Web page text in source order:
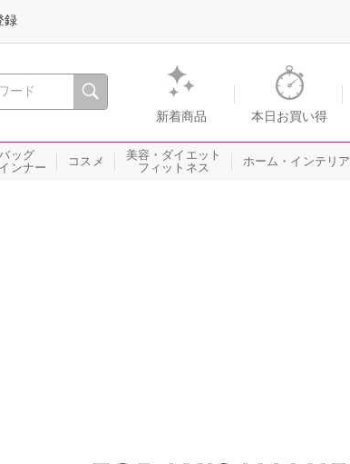
、瞬間を。通販・テレビショッピングのショップチャンネル
新着商品 本日お買い得
録
ッグ
ンナー
コスメ
美容・ダイエット
フィットネス
ホーム・インテリア